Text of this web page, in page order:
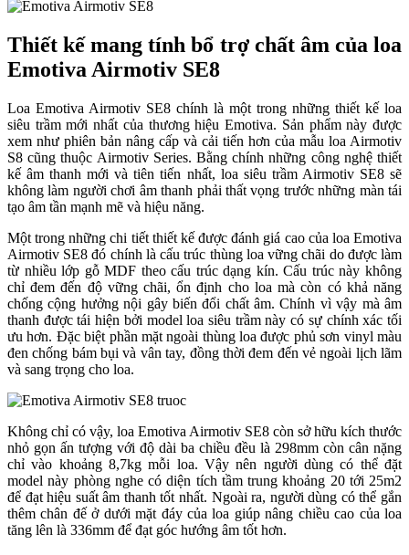
Thiết kế mang tính bổ trợ chất âm của loa
Emotiva Airmotiv SE8
Loa Emotiva Airmotiv SE8 chính là một trong những thiết kế loa
siêu trầm mới nhất của thương hiệu Emotiva. Sản phẩm này được
xem như phiên bản nâng cấp và cải tiến hơn của mẫu loa Airmotiv
S8 cũng thuộc Airmotiv Series. Bằng chính những công nghệ thiết
kế âm thanh mới và tiên tiến nhất, loa siêu trầm Airmotiv SE8 sẽ
không làm người chơi âm thanh phải thất vọng trước những màn tái
tạo âm tần mạnh mẽ và hiệu năng.
Một trong những chi tiết thiết kế được đánh giá cao của loa Emotiva
Airmotiv SE8 đó chính là cấu trúc thùng loa vững chãi do được làm
từ nhiều lớp gỗ MDF theo cấu trúc dạng kín. Cấu trúc này không
chỉ đem đến độ vững chãi, ổn định cho loa mà còn có khả năng
chống cộng hưởng nội gây biến đổi chất âm. Chính vì vậy mà âm
thanh được tái hiện bởi model loa siêu trầm này có sự chính xác tối
ưu hơn. Đặc biệt phần mặt ngoài thùng loa được phủ sơn vinyl màu
đen chống bám bụi và vân tay, đồng thời đem đến vẻ ngoài lịch lãm
và sang trọng cho loa.
Không chỉ có vậy, loa Emotiva Airmotiv SE8 còn sở hữu kích thước
nhỏ gọn ấn tượng với độ dài ba chiều đều là 298mm còn cân nặng
chỉ vào khoảng 8,7kg mỗi loa. Vậy nên người dùng có thể đặt
model này phòng nghe có diện tích tầm trung khoảng 20 tới 25m2
để đạt hiệu suất âm thanh tốt nhất. Ngoài ra, người dùng có thể gắn
thêm chân đế ở dưới mặt đáy của loa giúp nâng chiều cao của loa
tăng lên là 336mm để đạt góc hướng âm tốt hơn.